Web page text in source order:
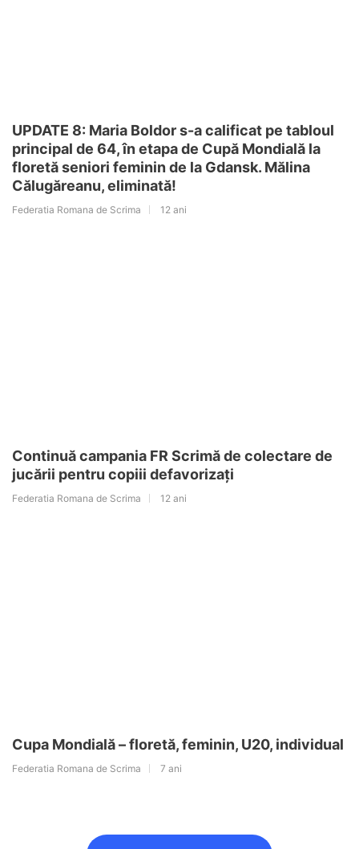
UPDATE 8: Maria Boldor s-a calificat pe tabloul
principal de 64, în etapa de Cupă Mondială la
floretă seniori feminin de la Gdansk. Mălina
Călugăreanu, eliminată!
Federatia Romana de Scrima 12 ani
Continuă campania FR Scrimă de colectare de
jucării pentru copiii defavorizați
Federatia Romana de Scrima 12 ani
Cupa Mondială – floretă, feminin, U20, individual
Federatia Romana de Scrima 7 ani